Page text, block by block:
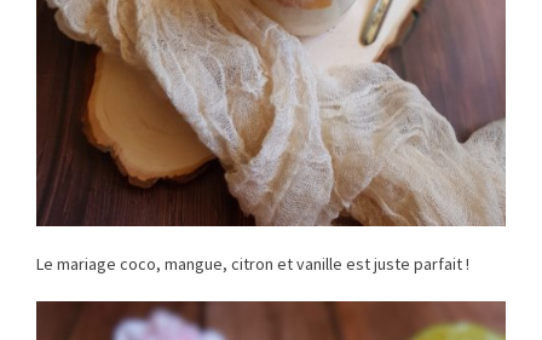
Le mariage coco, mangue, citron et vanille est juste parfait !